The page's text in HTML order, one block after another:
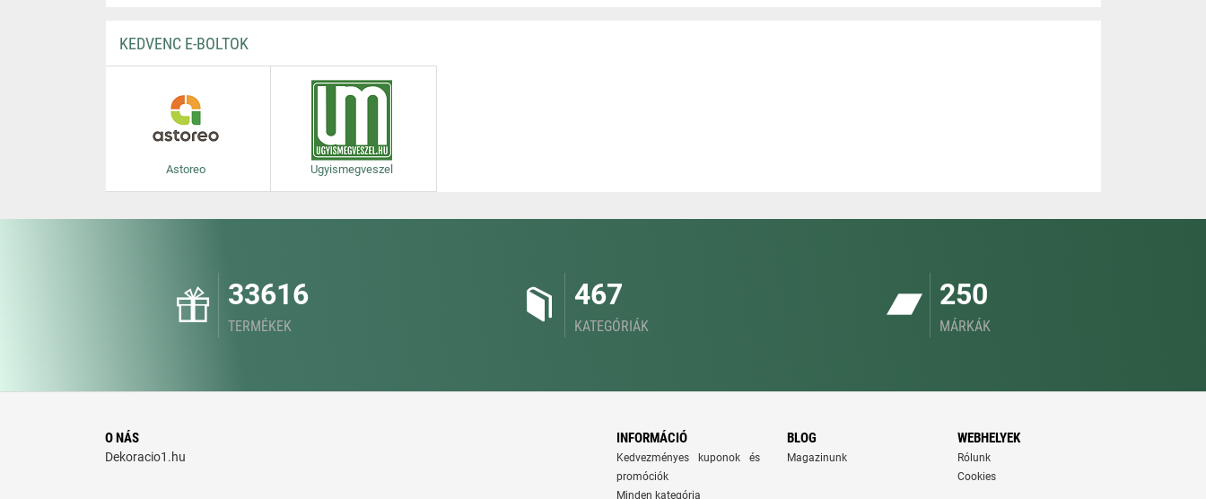
KEDVENC E-BOLTOK
Astoreo Ugyismegveszel
33616
TERMÉKEK
467
KATEGÓRIÁK
250
MÁRKÁK
O NÁS
Dekoracio1.hu
INFORMÁCIÓ
Kedvezményes kuponok és
promóciók
Minden kategória
BLOG
Magazinunk
WEBHELYEK
Rólunk
Cookies